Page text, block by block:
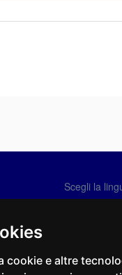
cookie e altre
Scegli la
Social